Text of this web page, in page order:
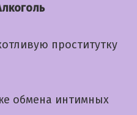
проститутку
обмена интимных